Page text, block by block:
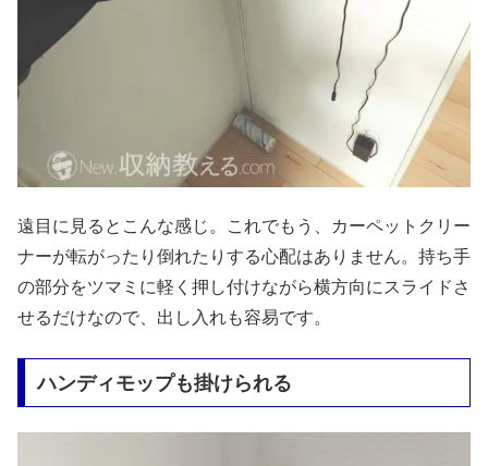
遠目に見るとこんな感じ。これでもう、カーペットクリー
ナーが転がったり倒れたりする心配はありません。持ち手
の部分をツマミに軽く押し付けながら横方向にスライドさ
せるだけなので、出し入れも容易です。
ハンディモップも掛けられる